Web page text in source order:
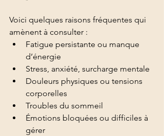
Voici quelques raisons fréquentes qui
amènent à consulter :
Fatigue persistante ou manque
d’énergie
Stress, anxiété, surcharge mentale
Douleurs physiques ou tensions
corporelles
Troubles du sommeil
Émotions bloquées ou difficiles à
gérer